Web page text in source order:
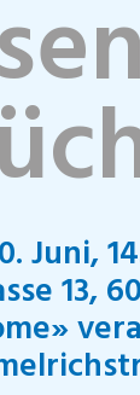
Juni,
13,